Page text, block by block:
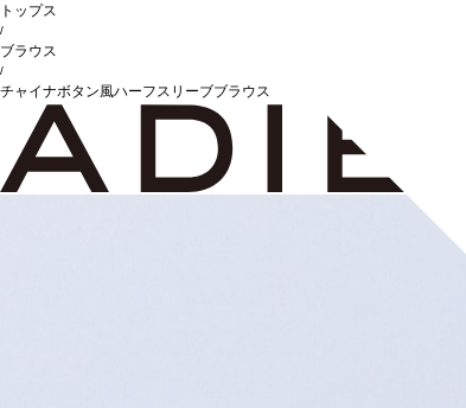
トップス
/
ブラウス
/
チャイナボタン風ハーフスリーブブラウス